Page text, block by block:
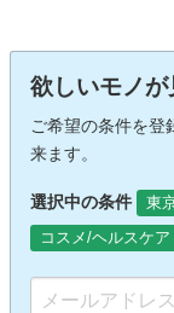
欲しいモノ
ご希望の条件を登
来ます。
選択中の条件 東
コスメ/ヘルスケア